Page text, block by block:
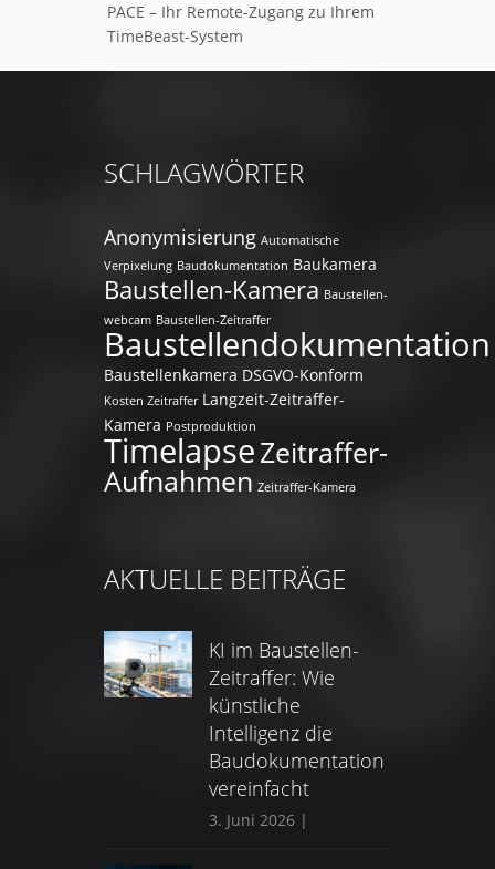
PACE – Ihr Remote-Zugang zu Ihrem
TimeBeast-System
SCHLAGWÖRTER
Anonymisierung Automatische
Verpixelung Baudokumentation Baukamera
Baustellen-Kamera Baustellen-
webcam Baustellen-Zeitraffer
Baustellendokumentation
Baustellenkamera DSGVO-Konform
Kosten Zeitraffer Langzeit-Zeitraffer-
Kamera Postproduktion
TimelapseZeitraffer-
Aufnahmen Zeitraffer-Kamera
AKTUELLE BEITRÄGE
KI im Baustellen-
Zeitraffer: Wie
künstliche
Intelligenz die
Baudokumentation
vereinfacht
3. Juni 2026 |